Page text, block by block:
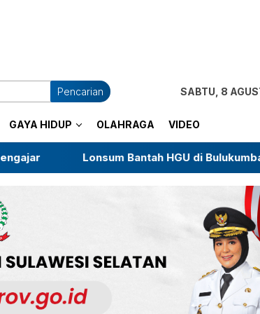
Pencarian SABTU, 8
GAYA HIDUP OLAHRAGA VIDEO
Bantah HGU di Bulukumba Berstatus